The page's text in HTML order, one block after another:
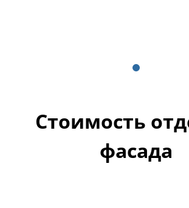
Стоимость
фасада